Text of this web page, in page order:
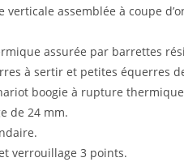
verticale assemblée à coupe
assurée par barrettes
à sertir et petites équerres
boogie à rupture
de 24 mm.
verrouillage 3 points.